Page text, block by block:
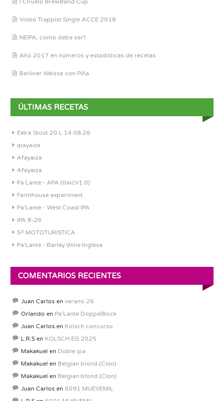
I Ciruelo BrewBand Cup
Vídeo Trappist Single ACCE 2018
NEIPA, cómo debe ser?
Año 2017 en números y estadísticas de recetas
Berliner Weisse con Piña
ÚLTIMAS RECETAS
Extra Stout 20 L 14.08.26
ipayaiza
Afayaiza
Afayaiza
Pa´Lante - APA (0alcV1.0)
Farmhouse experiment
Pa'Lante - West Coast IPA
IPA 8-26
5ª MOTOTURISTICA
Pa'Lante - Barley Wine Inglesa
COMENTARIOS RECIENTES
Juan Carlos en verano 26
Orlando en Pa’Lante DoppelBock
Juan Carlos en Kolsch concurso
L.R.S en KOLSCH EG 2025
Makakuel en Doble ipa
Makakuel en Belgian blond (Clon)
Makakuel en Belgian blond (Clon)
Juan Carlos en 6091 MUEVEMIL